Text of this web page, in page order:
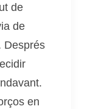
de
de
Després
en